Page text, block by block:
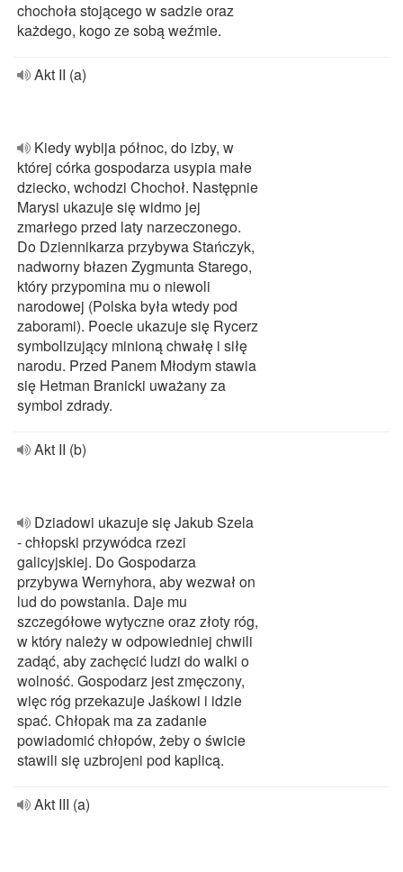
chochoła stojącego w sadzie oraz
każdego, kogo ze sobą weźmie.
Akt II (a)
Kiedy wybija północ, do izby, w
której córka gospodarza usypia małe
dziecko, wchodzi Chochoł. Następnie
Marysi ukazuje się widmo jej
zmarłego przed laty narzeczonego.
Do Dziennikarza przybywa Stańczyk,
nadworny błazen Zygmunta Starego,
który przypomina mu o niewoli
narodowej (Polska była wtedy pod
zaborami). Poecie ukazuje się Rycerz
symbolizujący minioną chwałę i siłę
narodu. Przed Panem Młodym stawia
się Hetman Branicki uważany za
symbol zdrady.
Akt II (b)
Dziadowi ukazuje się Jakub Szela
- chłopski przywódca rzezi
galicyjskiej. Do Gospodarza
przybywa Wernyhora, aby wezwał on
lud do powstania. Daje mu
szczegółowe wytyczne oraz złoty róg,
w który należy w odpowiedniej chwili
zadąć, aby zachęcić ludzi do walki o
wolność. Gospodarz jest zmęczony,
więc róg przekazuje Jaśkowi i idzie
spać. Chłopak ma za zadanie
powiadomić chłopów, żeby o świcie
stawili się uzbrojeni pod kaplicą.
Akt III (a)